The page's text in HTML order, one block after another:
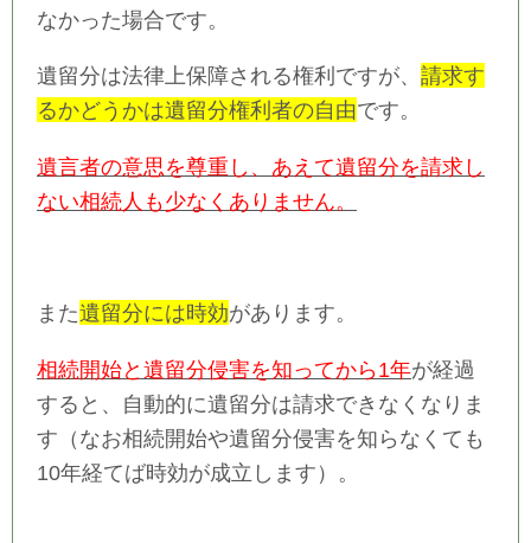
なかった場合です。
遺留分は法律上保障される権利ですが、 請求す
るかどうかは遺留分権利者の自由です。
遺言者の意思を尊重し、あえて遺留分を請求し
ない相続人も少なくありません。
また遺留分には時効があります。
相続開始と遺留分侵害を知ってから1年が経過
すると、自動的に遺留分は請求できなくなりま
す（なお相続開始や遺留分侵害を知らなくても
10年経てば時効が成立します）。